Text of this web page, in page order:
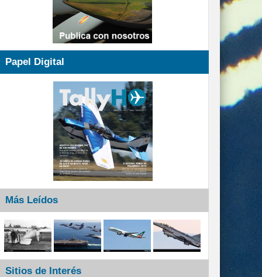
Papel Digital
Más Leídos
Sitios de Interés